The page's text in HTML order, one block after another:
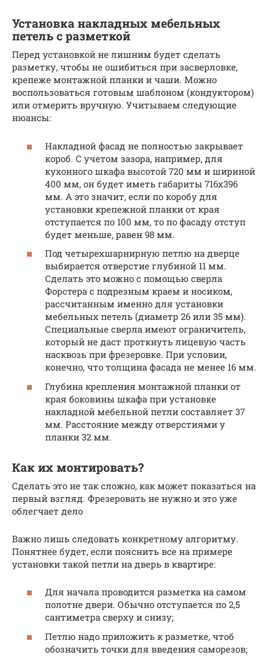
Установка накладных мебельных
петель с разметкой
Перед установкой не лишним будет сделать
разметку, чтобы не ошибиться при засверловке,
крепеже монтажной планки и чаши. Можно
воспользоваться готовым шаблоном (кондуктором)
или отмерить вручную. Учитываем следующие
нюансы:
Накладной фасад не полностью закрывает
короб. С учетом зазора, например, для
кухонного шкафа высотой 720 мм и шириной
400 мм, он будет иметь габариты 716х396
мм. А это значит, если по коробу для
установки крепежной планки от края
отступается по 100 мм, то по фасаду отступ
будет меньше, равен 98 мм.
Под четырехшарнирную петлю на дверце
выбирается отверстие глубиной 11 мм.
Сделать это можно с помощью сверла
Форстера с подрезным краем и носиком,
рассчитанным именно для установки
мебельных петель (диаметр 26 или 35 мм).
Специальные сверла имеют ограничитель,
который не даст проткнуть лицевую часть
насквозь при фрезеровке. При условии,
конечно, что толщина фасада не менее 16 мм.
Глубина крепления монтажной планки от
края боковины шкафа при установке
накладной мебельной петли составляет 37
мм. Расстояние между отверстиями у
планки 32 мм.
Как их монтировать?
Сделать это не так сложно, как может показаться на
первый взгляд. Фрезеровать не нужно и это уже
облегчает дело
Важно лишь следовать конкретному алгоритму.
Понятнее будет, если пояснить все на примере
установки такой петли на дверь в квартире:
Для начала проводится разметка на самом
полотне двери. Обычно отступается по 2,5
сантиметра сверху и снизу;
Петлю надо приложить к разметке, чтоб
обозначить точки для введения саморезов;